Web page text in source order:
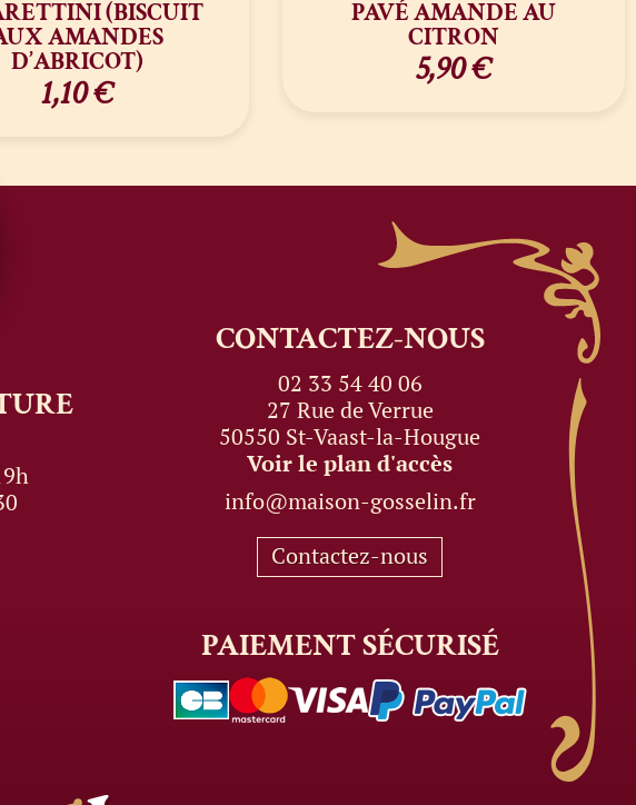
(BISCUIT
AMANDES
D’ABRICOT)
1,10€
PAVÉ AMANDE AU
CITRON
5,90€
CONTACTEZ-NOUS
02 33 54 40 06
27 Rue de Verrue
50550 St-Vaast-la-Hougue
Voir le plan d'accès
info@maison-gosselin.fr
Contactez-nous
PAIEMENTSÉCURISÉ